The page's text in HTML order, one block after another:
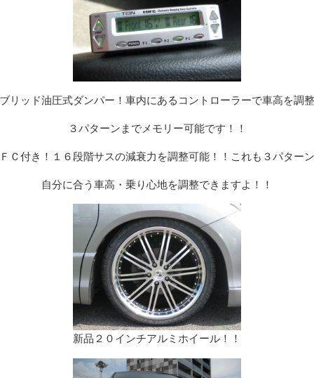
リッド油圧式ダンパー！車内にあるコントローラーで車高を調
３パターンまでメモリー可能です！！
Ｃ付き！１６段階サスの減衰力を調整可能！！これも３パター
自分に合う車高・乗り心地を調整できますよ！！
新品２０インチアルミホイール！！